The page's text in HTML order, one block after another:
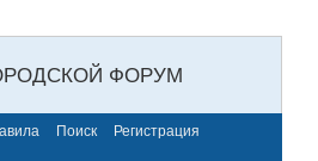
ФОРУМ
Поиск
Регистрация